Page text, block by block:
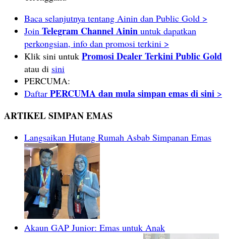
Baca selanjutnya tentang Ainin dan Public Gold >
Join Telegram Channel Ainin untuk dapatkan
perkongsian, info dan promosi terkini >
Klik sini untuk Promosi Dealer Terkini Public Gold
atau di sini
PERCUMA:
Daftar PERCUMA dan mula simpan emas di sini >
ARTIKEL SIMPAN EMAS
Langsaikan Hutang Rumah Asbab Simpanan Emas
Akaun GAP Junior: Emas untuk Anak